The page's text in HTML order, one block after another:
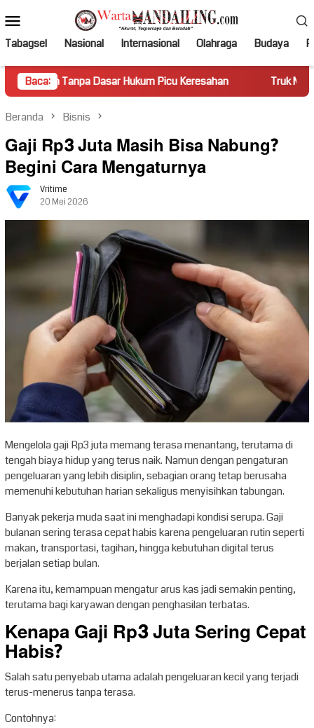
ke
kontenMobile
Tabagsel Nasional Internasional Olahraga Budaya
Baca:
Dasar Hukum Picu Keresahan Truk Miring Hambat Arus
Beranda Bisnis
Gaji Rp3 Juta Masih Bisa Nabung?
Begini Cara Mengaturnya
Vritime
20 Mei 2026
Mengelola gaji Rp3 juta memang terasa menantang, terutama di
tengah biaya hidup yang terus naik. Namun dengan pengaturan
pengeluaran yang lebih disiplin, sebagian orang tetap berusaha
memenuhi kebutuhan harian sekaligus menyisihkan tabungan.
Banyak pekerja muda saat ini menghadapi kondisi serupa. Gaji
bulanan sering terasa cepat habis karena pengeluaran rutin seperti
makan, transportasi, tagihan, hingga kebutuhan digital terus
berjalan setiap bulan.
Karena itu, kemampuan mengatur arus kas jadi semakin penting,
terutama bagi karyawan dengan penghasilan terbatas.
Kenapa Gaji Rp3 Juta Sering Cepat
Habis?
Salah satu penyebab utama adalah pengeluaran kecil yang terjadi
terus-menerus tanpa terasa.
Contohnya: